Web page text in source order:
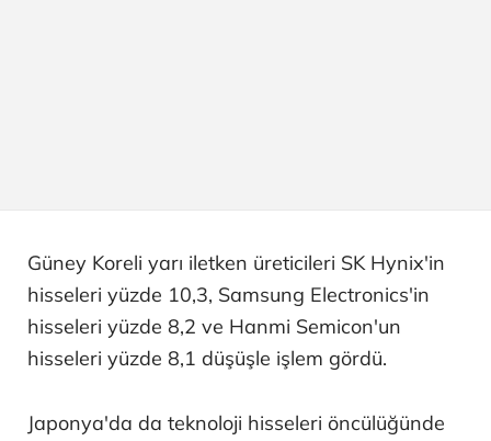
Güney Koreli yarı iletken üreticileri SK Hynix'in
hisseleri yüzde 10,3, Samsung Electronics'in
hisseleri yüzde 8,2 ve Hanmi Semicon'un
hisseleri yüzde 8,1 düşüşle işlem gördü.
Japonya'da da teknoloji hisseleri öncülüğünde